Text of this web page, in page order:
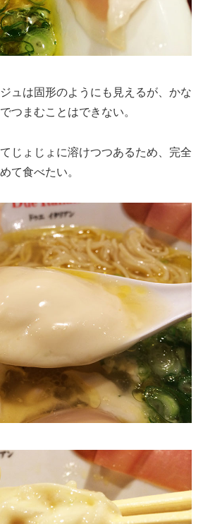
ュは固形のようにも見えるが、かな
つまむことはできない。
じょじょに溶けつつあるため、完全
て食べたい。